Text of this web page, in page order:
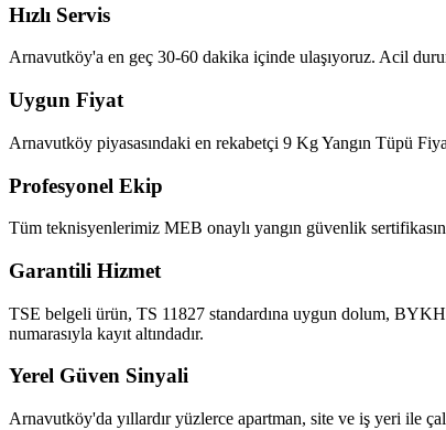
Hızlı Servis
Arnavutköy'a en geç 30-60 dakika içinde ulaşıyoruz. Acil
Uygun Fiyat
Arnavutköy piyasasındaki en rekabetçi 9 Kg Yangın Tüpü
Profesyonel Ekip
Tüm teknisyenlerimiz MEB onaylı yangın güvenlik
Garantili Hizmet
TSE belgeli ürün, TS 11827 standardına uygun dolum,
numarasıyla kayıt altındadır.
Yerel Güven Sinyali
Arnavutköy'da yıllardır yüzlerce apartman, site ve iş yeri ile